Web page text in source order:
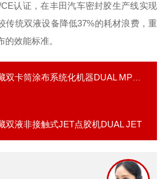
认证，在丰田汽车密封胶生产线实现
传统双液设备降低37%的耗材浪费，重
效能标准。
双卡筒涂布系统化机器DUAL MPP-1
双液非接触式JET点胶机DUAL JET